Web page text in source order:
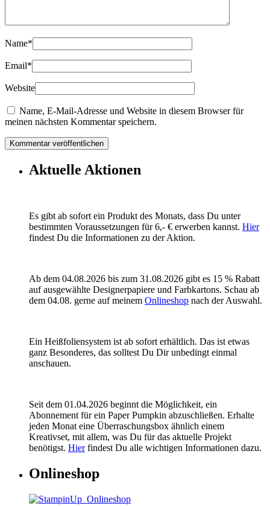
Name*
Email*
Website
Name, E-Mail-Adresse und Website in diesem Browser für
meinen nächsten Kommentar speichern.
Aktuelle Aktionen
Es gibt ab sofort ein Produkt des Monats, dass Du unter
bestimmten Voraussetzungen für 6,- € erwerben kannst. Hier
findest Du die Informationen zu der Aktion.
Ab dem 04.08.2026 bis zum 31.08.2026 gibt es 15 % Rabatt
auf ausgewählte Designerpapiere und Farbkartons. Schau ab
dem 04.08. gerne auf meinem Onlineshop nach der Auswahl.
Ein Heißfoliensystem ist ab sofort erhältlich. Das ist etwas
ganz Besonderes, das solltest Du Dir unbedingt einmal
anschauen.
Seit dem 01.04.2026 beginnt die Möglichkeit, ein
Abonnement für ein Paper Pumpkin abzuschließen. Erhalte
jeden Monat eine Überraschungsbox ähnlich einem
Kreativset, mit allem, was Du für das aktuelle Projekt
benötigst. Hierfindest Du alle wichtigen Informationen dazu.
Onlineshop